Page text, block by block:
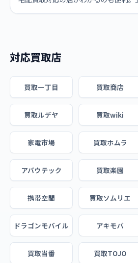
対応買取店
買取一丁目 買取商店
買取ルデヤ 買取wiki
家電市場 買取ホムラ
アバウテック 買取楽園
携帯空間 買取ソムリエ
ドラゴンモバイル アキモバ
買取当番 買取TOJO